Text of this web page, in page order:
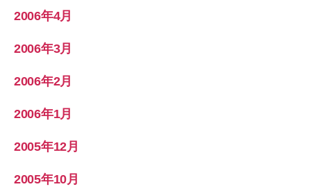
2006年4月
2006年3月
2006年2月
2006年1月
2005年12月
2005年10月